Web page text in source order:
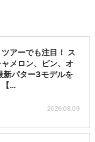
ツアーでも注目！ ス
メロン、ピン、オ
新パター3モデルを
【…
2026.08.09